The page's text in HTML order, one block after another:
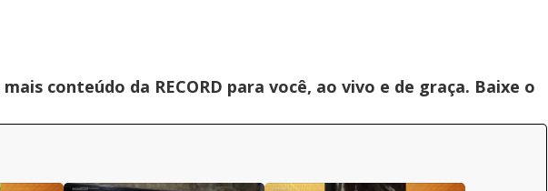
conteúdo da RECORD para você, ao vivo e de graça. Baixe o